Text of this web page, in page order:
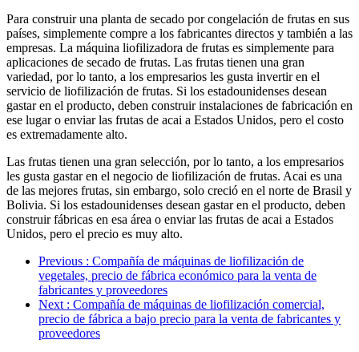
Para construir una planta de secado por congelación de frutas en sus
países, simplemente compre a los fabricantes directos y también a las
empresas. La máquina liofilizadora de frutas es simplemente para
aplicaciones de secado de frutas. Las frutas tienen una gran
variedad, por lo tanto, a los empresarios les gusta invertir en el
servicio de liofilización de frutas. Si los estadounidenses desean
gastar en el producto, deben construir instalaciones de fabricación en
ese lugar o enviar las frutas de acai a Estados Unidos, pero el costo
es extremadamente alto.
Las frutas tienen una gran selección, por lo tanto, a los empresarios
les gusta gastar en el negocio de liofilización de frutas. Acai es una
de las mejores frutas, sin embargo, solo creció en el norte de Brasil y
Bolivia. Si los estadounidenses desean gastar en el producto, deben
construir fábricas en esa área o enviar las frutas de acai a Estados
Unidos, pero el precio es muy alto.
Previous : Compañía de máquinas de liofilización de
vegetales, precio de fábrica económico para la venta de
fabricantes y proveedores
Next : Compañía de máquinas de liofilización comercial,
precio de fábrica a bajo precio para la venta de fabricantes y
proveedores